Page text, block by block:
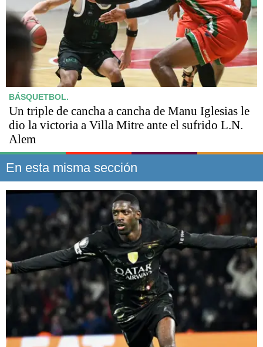
BÁSQUETBOL.
Un triple de cancha a cancha de Manu Iglesias le
dio la victoria a Villa Mitre ante el sufrido L.N.
Alem
En esta misma sección